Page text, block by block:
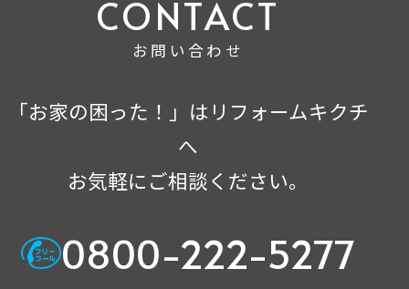
お問い合わせ
「お家の困った！」はリフォームキクチ
へ
お気軽にご相談ください。
0800-222-5277